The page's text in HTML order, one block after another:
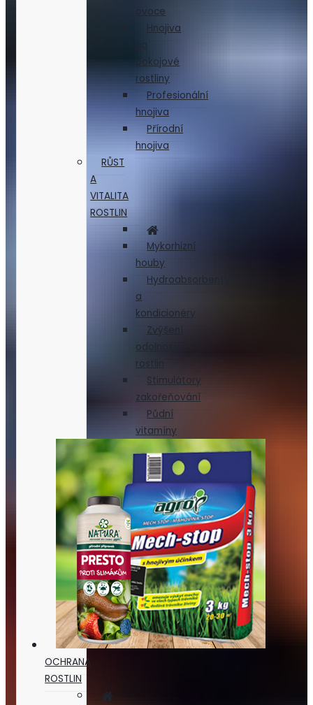
ovoce
Hnojiva
pokojové
rostliny
Profesionální
hnojiva
Přírodní
hnojiva
RŮST
A
VITALITA
ROSTLIN
Mykorhizní
houby
Hydroabsorbenty
a
kondicionéry
Zvýšení
odolnosti
rostlin
Stimulátory
zakořeňování
Půdní
vitamíny
OCHRANA
ROSTLIN